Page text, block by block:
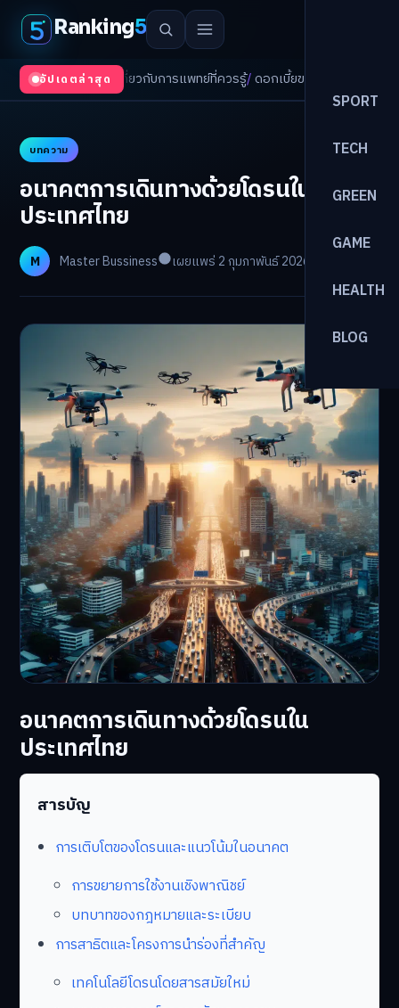
Ranking5
SPORT
TECH
GREEN
GAME
HEALTH
BLOG
อัปเดตล่าสุด
เรื่องเกี่ยวกับการแพทย์ที่ควรรู้/ดอกเบี้ยขาขึ้นรอบใหม่! จัดพอร์ตหนี้-ลงทุน
บทความ
อนาคตการเดินทางด้วยโดรนใน
ประเทศไทย
M Master Bussiness เผยแพร่ 2 กุมภาพันธ์ 2026
อนาคตการเดินทางด้วยโดรนใน
ประเทศไทย
สารบัญ
การเติบโตของโดรนและแนวโน้มในอนาคต
การขยายการใช้งานเชิงพาณิชย์
บทบาทของกฎหมายและระเบียบ
การสาธิตและโครงการนำร่องที่สำคัญ
เทคโนโลยีโดรนโดยสารสมัยใหม่